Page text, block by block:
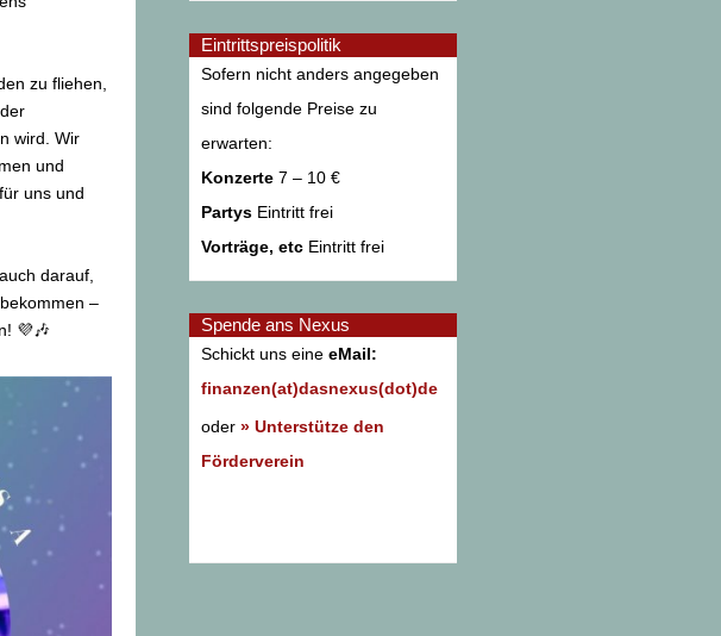
zu fliehen,
wird. Wir
und
uns und
darauf,
–
💜🎶
Eintrittspreispolitik
Sofern nicht anders angegeben
sind folgende Preise zu
erwarten:
Konzerte 7 – 10 €
Partys Eintritt frei
Vorträge, etc Eintritt frei
Spende ans Nexus
Schickt uns eine eMail:
finanzen(at)dasnexus(dot)de
oder » Unterstütze den
Förderverein